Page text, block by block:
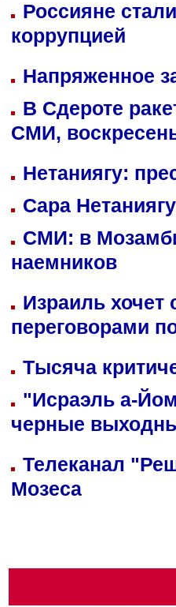
Россияне
коррупцией
Напряженное
В Сдероте
СМИ,
Нетаниягу:
Сара
СМИ: в
наемников
Израиль хочет
переговорами
Тысяча
"Исраэль а-
черные
Телеканал
Мозеса